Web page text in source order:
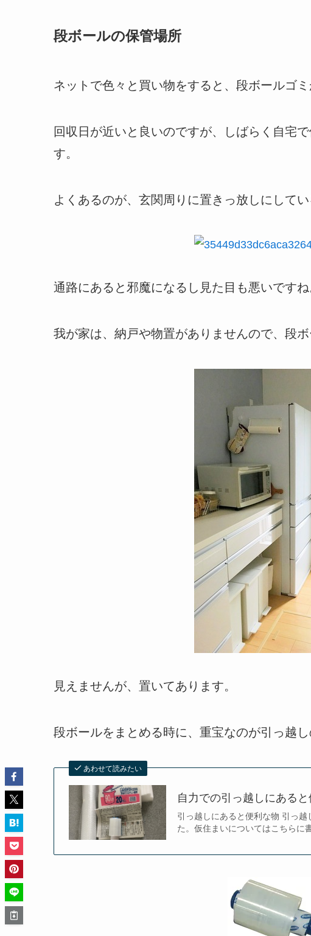
段ボールの保管場所
ネットで色々と買い物をすると、段ボールゴミ
回収日が近いと良いのですが、しばらく自宅
す。
よくあるのが、玄関周りに置きっ放しにしてい
通路にあると邪魔になるし見た目も悪いですね
我が家は、納戸や物置がありませんので、段
見えませんが、置いてあります。
段ボールをまとめる時に、重宝なのが引っ越
あわせて読みたい
自力での引っ越しにある
引っ越しにあると便利な物 引っ
た。仮住まいについてはこちらに